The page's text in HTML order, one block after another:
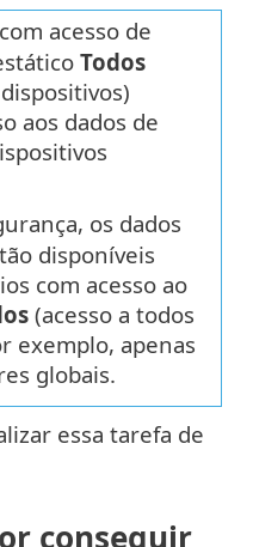
acesso de
Todos
aos dados de
os dados
disponíveis
com acesso ao
(acesso a todos
exemplo, apenas
globais.
essa tarefa de
conseguir